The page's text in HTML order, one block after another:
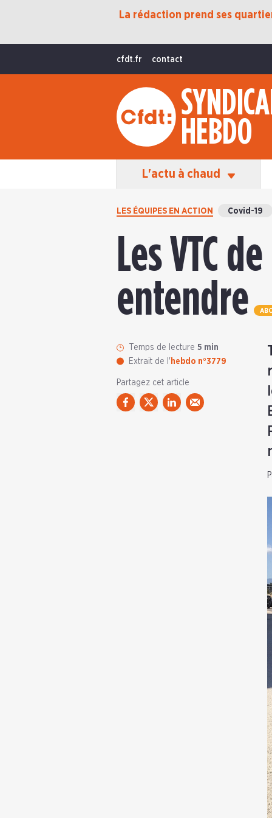
La rédaction prend ses
cfdt.fr contact
HEBDO
L'actu à chaud
Protection Sociale
International
La Vie De La CFDT
Les Équipes En Action
LES ÉQUIPES EN ACTION Covid-19
Les VTC
entendre
Temps de lecture 5 min
Extrait de l' hebdo n°3779
Partagez cet article